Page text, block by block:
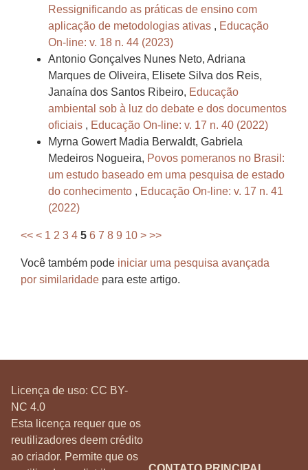
Ressignificando as práticas de ensino com
aplicação de metodologias ativas , Educação
On-line: v. 18 n. 44 (2023)
Antonio Gonçalves Nunes Neto, Adriana
Marques de Oliveira, Elisete Silva dos Reis,
Janaína dos Santos Ribeiro, Educação
ambiental sob à luz do debate e dos documentos
oficiais , Educação On-line: v. 17 n. 40 (2022)
Myrna Gowert Madia Berwaldt, Gabriela
Medeiros Nogueira, Povos pomeranos no Brasil:
um estudo baseado em uma pesquisa de estado
do conhecimento , Educação On-line: v. 17 n. 41
(2022)
<< < 1 2 3 4 5 6 7 8 9 10 > >>
Você também pode iniciar uma pesquisa avançada
por similaridade para este artigo.
Licença de uso: CC BY-
NC 4.0
Esta licença requer que os
reutilizadores deem crédito
ao criador. Permite que os